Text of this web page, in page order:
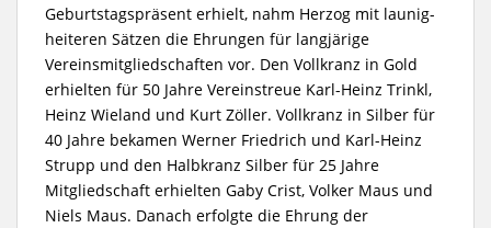
Geburtstagspräsent erhielt, nahm Herzog mit launig-
heiteren Sätzen die Ehrungen für langjärige
Vereinsmitgliedschaften vor. Den Vollkranz in Gold
erhielten für 50 Jahre Vereinstreue Karl-Heinz Trinkl,
Heinz Wieland und Kurt Zöller. Vollkranz in Silber für
40 Jahre bekamen Werner Friedrich und Karl-Heinz
Strupp und den Halbkranz Silber für 25 Jahre
Mitgliedschaft erhielten Gaby Crist, Volker Maus und
Niels Maus. Danach erfolgte die Ehrung der